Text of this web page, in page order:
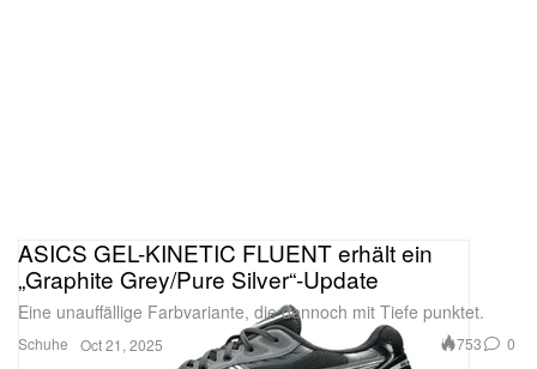
Schuhe
ASICS GEL-KINETIC FLUENT erhält ein
„Graphite Grey/Pure Silver“-Update
Eine unauffällige Farbvariante, die dennoch mit Tiefe punktet.
Oct 21, 2025 753 0